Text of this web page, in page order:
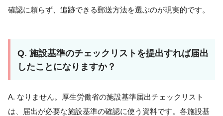
確認に頼らず、追跡できる郵送方法を選ぶのが現実的です。
Q. 施設基準のチェックリストを提出すれば届出
したことになりますか？
A. なりません。厚生労働省の施設基準届出チェックリスト
は、届出が必要な施設基準の確認に使う資料です。各施設基